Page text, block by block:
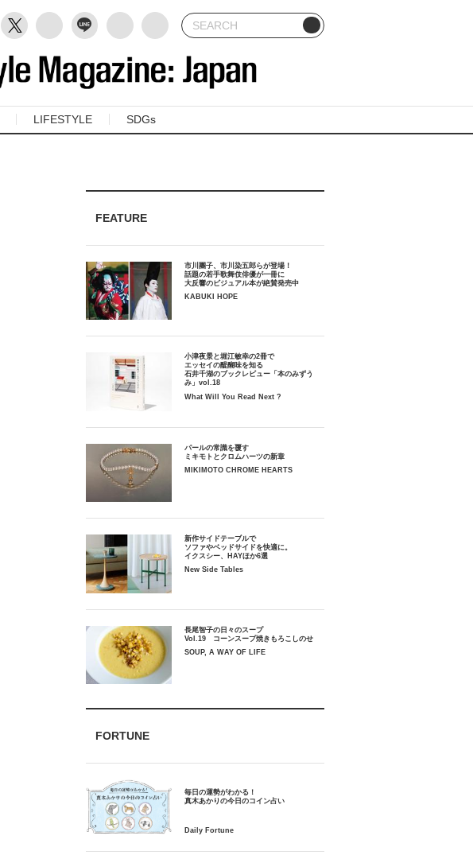
LIFESTYLE SDGs
FEATURE
市川團子、市川染五郎らが登場！
話題の若手歌舞伎俳優が一冊に
大反響のビジュアル本が絶賛発売中
KABUKI HOPE
小津夜景と堀江敏幸の2冊で
エッセイの醍醐味を知る
石井千湖のブックレビュー「本のみずう
み」vol.18
What Will You Read Next ?
パールの常識を覆す
ミキモトとクロムハーツの新章
MIKIMOTO CHROME HEARTS
新作サイドテーブルで
ソファやベッドサイドを快適に。
イクスシー、HAYほか6選
New Side Tables
長尾智子の日々のスープ
Vol.19 コーンスープ焼きもろこしのせ
SOUP, A WAY OF LIFE
FORTUNE
毎日の運勢がわかる！